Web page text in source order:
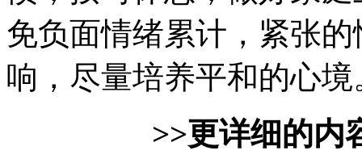
免负面情绪累计，紧张
响，尽量培养平和的心境
>>更详细的内